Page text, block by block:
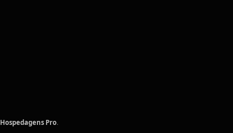
Hospedagens Pro.